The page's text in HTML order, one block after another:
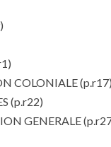
COLONIALE
(p.r22)
GENERALE